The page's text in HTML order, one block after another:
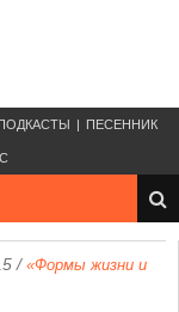
ПЕСЕННИК
/ «Формы жизни и